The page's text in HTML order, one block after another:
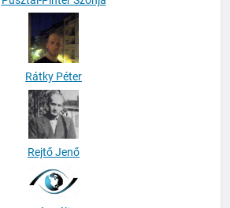
Rátky Péter
Rejtő Jenő